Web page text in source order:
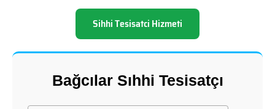
Sihhi Tesisatci Hizmeti
Bağcılar Sıhhi Tesisatçı